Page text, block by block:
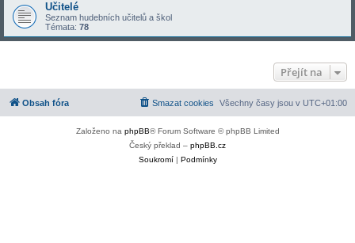
Učitelé
Seznam hudebních učitelů a škol
Témata: 78
Přejít na
Obsah fóra Všechny časy jsou v UTC+01:00
Smazat cookies
Založeno na phpBB® Forum Software © phpBB Limited
Český překlad – phpBB.cz
Soukromí| Podmínky